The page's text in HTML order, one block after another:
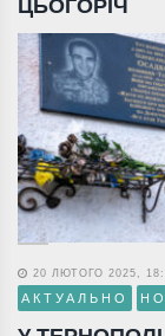
ЦЬОГОРІЧ
20 ЛЮТОГО 2025,
АКТУАЛЬНО